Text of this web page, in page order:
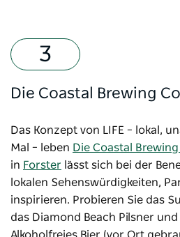
Die Coastal Brewing
Das Konzept von LIFE – lokal,
Mal – leben Die Coastal
in Forster lässt sich bei der
lokalen Sehenswürdigkeiten,
inspirieren. Probieren Sie das
das Diamond Beach Pilsner
Alkoholfreies Bier (vor Ort